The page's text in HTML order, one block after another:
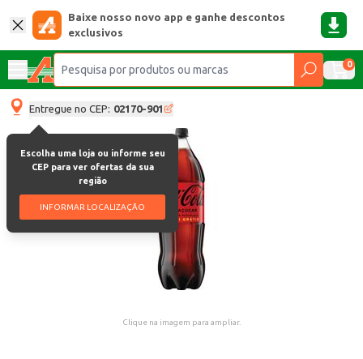
Baixe nosso novo app e ganhe descontos
exclusivos
0
Entregue no CEP: 02170-901
Escolha uma loja ou informe seu
CEP para ver ofertas da sua
região
INFORMAR LOCALIZAÇÃO
Clique na imagem para ampliar.